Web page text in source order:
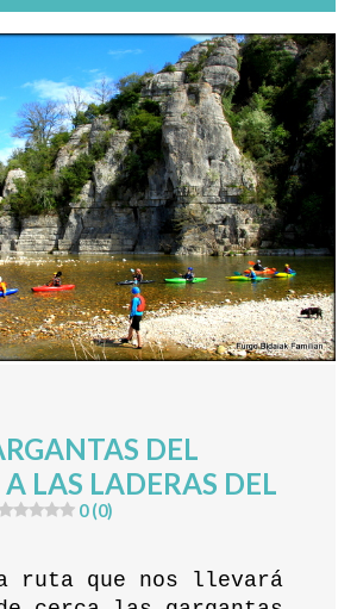
DEL
LAS LADERAS DEL
0 (0)
ruta que nos llevará